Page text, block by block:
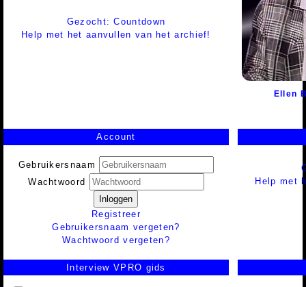
Gezocht: Countdown
Help met het aanvullen van het archief!
Ellen
Account
Gebruikersnaam
Wachtwoord
Inloggen
Registreer
Gebruikersnaam vergeten?
Wachtwoord vergeten?
Help met
Interview VPRO gids